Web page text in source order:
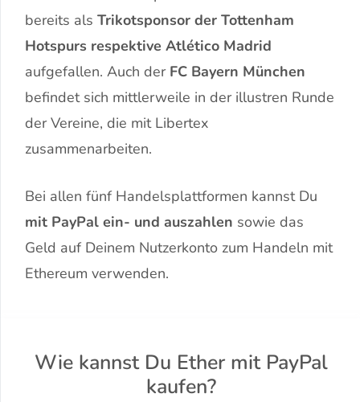
bereits als Trikotsponsor der Tottenham
Hotspurs respektive Atlético Madrid
aufgefallen. Auch der FC Bayern München
befindet sich mittlerweile in der illustren Runde
der Vereine, die mit Libertex
zusammenarbeiten.
Bei allen fünf Handelsplattformen kannst Du
mit PayPal ein- und auszahlen sowie das
Geld auf Deinem Nutzerkonto zum Handeln mit
Ethereum verwenden.
Wie kannst Du Ether mit PayPal
kaufen?